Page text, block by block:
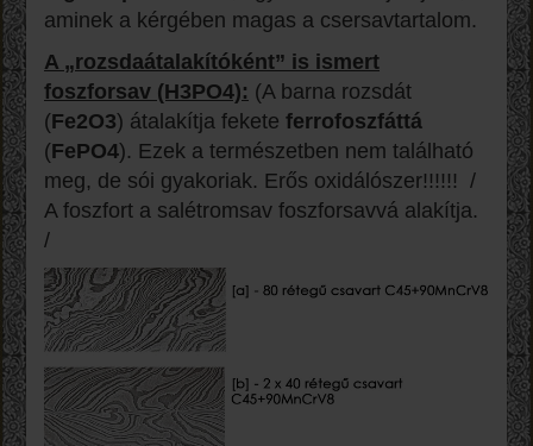
aminek a kérgében magas a csersavtartalom.
A „rozsdaátalakítóként” is ismert
foszforsav (H3PO4): (A barna rozsdát
(Fe2O3) átalakítja fekete ferrofoszfáttá
(FePO4). Ezek a természetben nem található
meg, de sói gyakoriak. Erős oxidálószer!!!!!! /
A foszfort a salétromsav foszforsavvá alakítja.
/